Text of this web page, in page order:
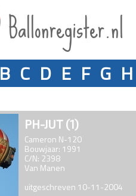
Ballonregister.nl
B C D E F G H
PH-JUT (1)
Cameron N-120
Bouwjaar: 1991
C/N: 2398
Van Manen
uitgeschreven 10-11-2004